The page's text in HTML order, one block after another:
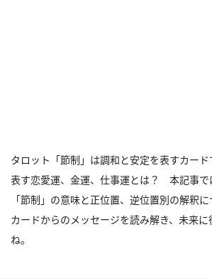
タロット「節制」は調和と安定を表すカー
表す恋愛運、金運、仕事運とは？ 本記事で
「節制」の意味と正位置、逆位置別の解釈に
カードからのメッセージを読み解き、未来
ね。